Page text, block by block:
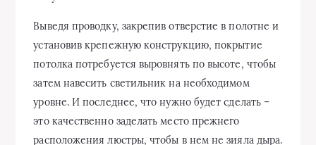
Выведя проводку, закрепив отверстие в полотне и
установив крепежную конструкцию, покрытие
потолка потребуется выровнять по высоте, чтобы
затем навесить светильник на необходимом
уровне. И последнее, что нужно будет сделать –
это качественно заделать место прежнего
расположения люстры, чтобы в нем не зияла дыра.